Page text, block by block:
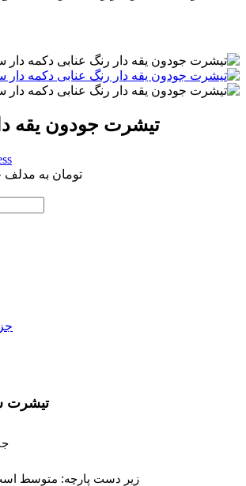
تیشرت جودون یقه
348,000 تومان به مدلف
تیشرت
√
√ زیر دست پارچه: متوسط